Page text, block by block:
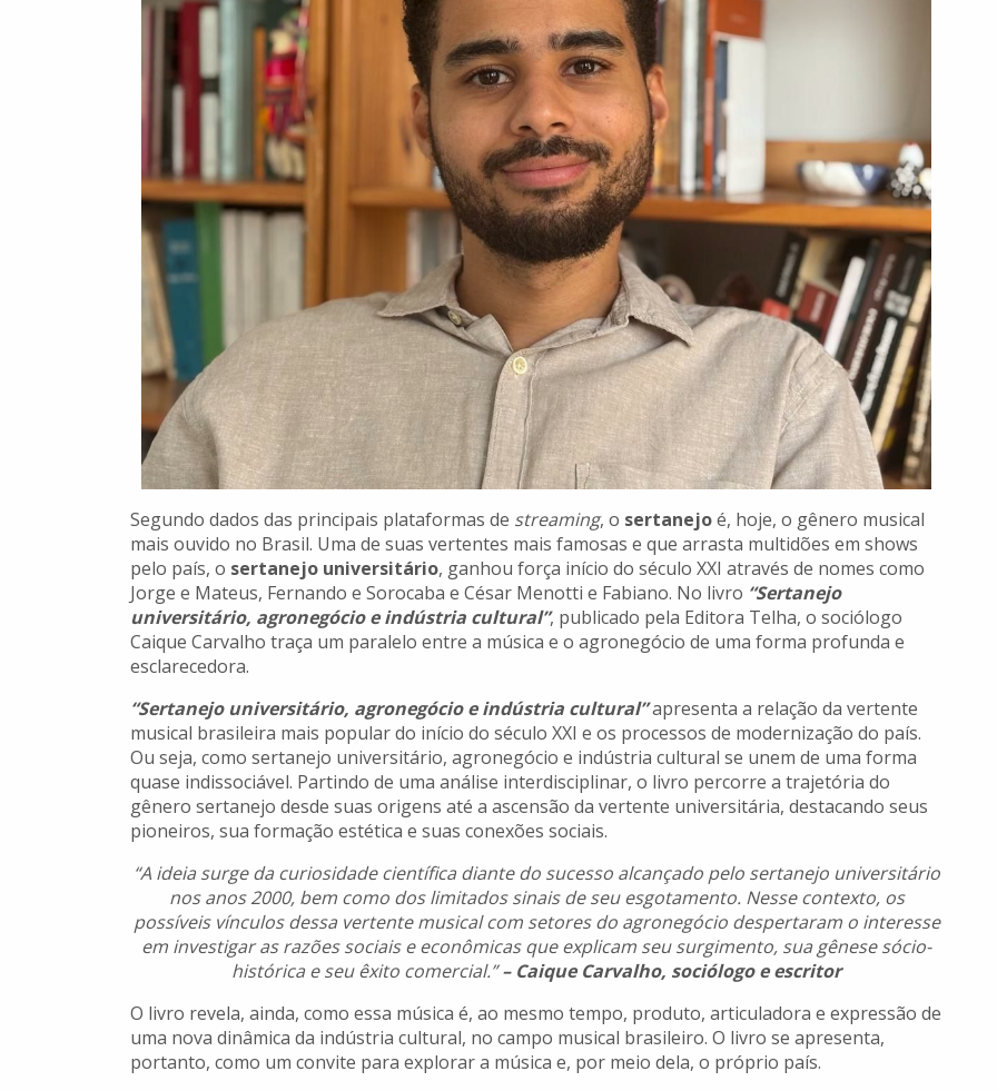
Segundo dados das principais plataformas de streaming, o sertanejoé, hoje, o gênero musical
mais ouvido no Brasil. Uma de suas vertentes mais famosas e que arrasta multidões em shows
pelo país, o sertanejo universitário, ganhou força início do século XXI através de nomes como
Jorge e Mateus, Fernando e Sorocaba e César Menotti e Fabiano. No livro “Sertanejo
universitário, agronegócio e indústria cultural”, publicado pela Editora Telha, o sociólogo
Caique Carvalho traça um paralelo entre a música e o agronegócio de uma forma profunda e
esclarecedora.
“Sertanejo universitário, agronegócio e indústria cultural”apresenta a relação da vertente
musical brasileira mais popular do início do século XXI e os processos de modernização do país.
Ou seja, como sertanejo universitário, agronegócio e indústria cultural se unem de uma forma
quase indissociável. Partindo de uma análise interdisciplinar, o livro percorre a trajetória do
gênero sertanejo desde suas origens até a ascensão da vertente universitária, destacando seus
pioneiros, sua formação estética e suas conexões sociais.
“A ideia surge da curiosidade científica diante do sucesso alcançado pelo sertanejo universitário
nos anos 2000, bem como dos limitados sinais de seu esgotamento. Nesse contexto, os
possíveis vínculos dessa vertente musical com setores do agronegócio despertaram o interesse
em investigar as razões sociais e econômicas que explicam seu surgimento, sua gênese sócio-
histórica e seu êxito comercial.”– Caique Carvalho, sociólogo e escritor
O livro revela, ainda, como essa música é, ao mesmo tempo, produto, articuladora e expressão de
uma nova dinâmica da indústria cultural, no campo musical brasileiro. O livro se apresenta,
portanto, como um convite para explorar a música e, por meio dela, o próprio país.